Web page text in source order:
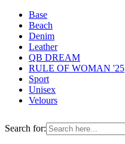
Base
Beach
Denim
Leather
QB DREAM
RULE OF WOMAN '25
Sport
Unisex
Velours
Search for: